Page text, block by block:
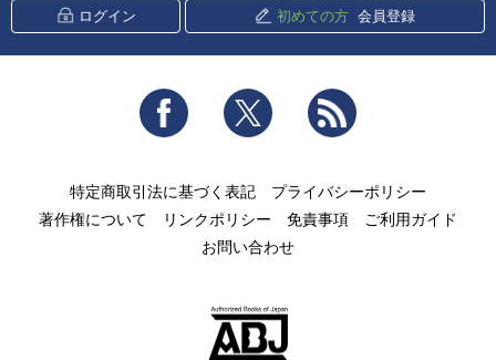
ログイン 初めての方 会員登録
Facebook Twitter
特定商取引法に基づく表記
プライバシーポリシー
著作権について
リンクポリシー 免責事項
ご利用ガイド
お問い合わせ